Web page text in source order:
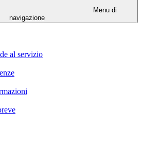
Menu di
navigazione
al servizio